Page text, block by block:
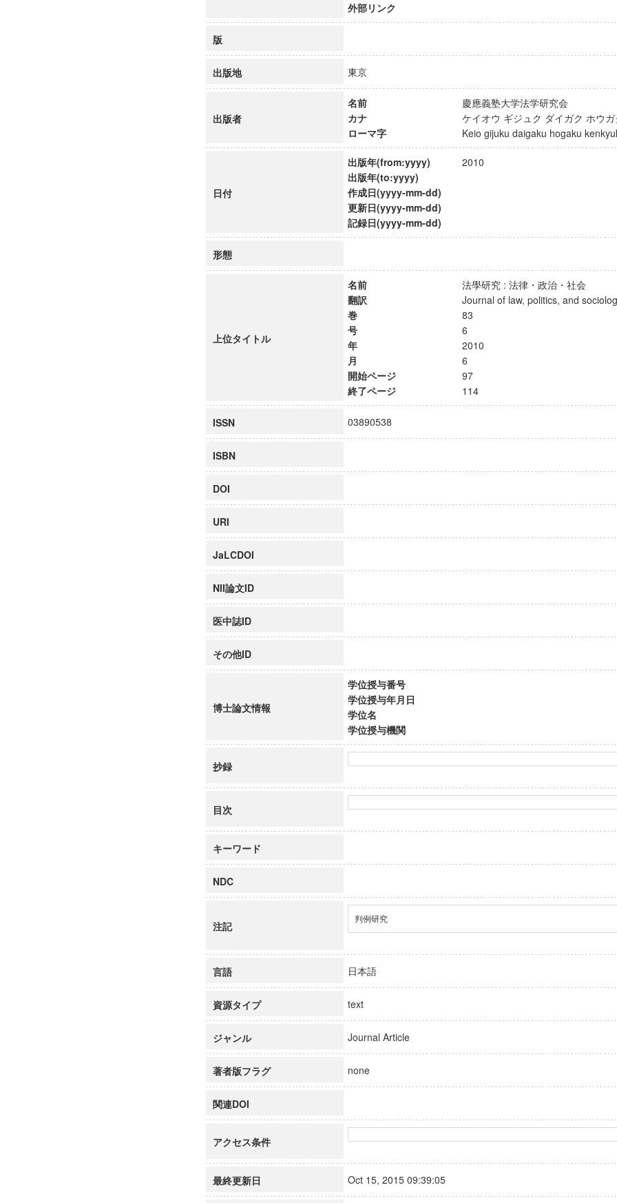
外部リンク
版
出版地 東京
出版者
名前
慶應義塾大学法学研究会
カナ
ケイオウ ギジュク ダイガク ホウ
ローマ字
Keio gijuku daigaku hogaku
日付
出版年(from:yyyy)
2010
出版年(to:yyyy)
作成日(yyyy-mm-dd)
更新日(yyyy-mm-dd)
記録日(yyyy-mm-dd)
形態
上位タイトル
名前
法學研究 : 法律・政治・社会
翻訳
Journal of law, politics, and
巻
83
号
6
年
2010
月
6
開始ページ
97
終了ページ
114
ISSN 03890538
ISBN
DOI
URI
JaLCDOI
NII論文ID
医中誌ID
その他ID
博士論文情報
学位授与番号
学位授与年月日
学位名
学位授与機関
抄録
目次
キーワード
NDC
注記
判例研究
言語 日本語
資源タイプ text
ジャンル Journal Article
著者版フラグ none
関連DOI
アクセス条件
最終更新日 Oct 15, 2015 09:39:05